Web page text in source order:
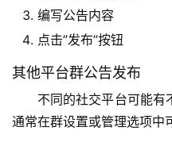
编写公告内容
点击”发布”按钮
其他平台群公告发布
不同的社交平台可能有
通常在群设置或管理选项中